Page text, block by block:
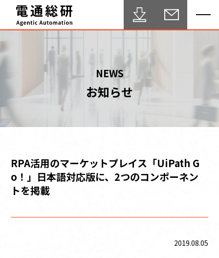
HOME
Agentic Automation 推進サービス
セミナー
ブログ
NEWS
お知らせ
RPA活用のマーケットプレイス「UiPath G
o！」日本語対応版に、2つのコンポーネン
トを掲載
2019.08.05